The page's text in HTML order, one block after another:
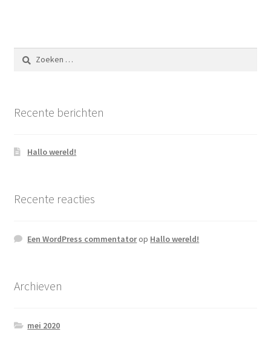
Zoeken
naar:
Recente berichten
Hallo wereld!
Recente reacties
Een WordPress commentatorop Hallo wereld!
Archieven
mei 2020